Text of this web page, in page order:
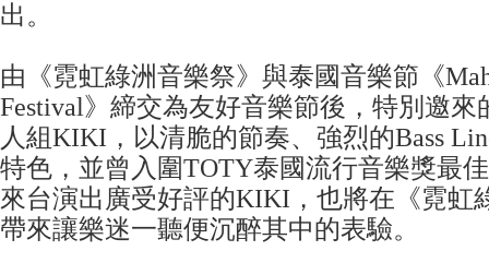
出。
由《霓虹綠洲音樂祭》與泰國音樂節《
Festival》締交為友好音樂節後，特別邀來
人組KIKI，以清脆的節奏、強烈的Bass
特色，並曾入圍TOTY泰國流行音樂獎最
來台演出廣受好評的KIKI，也將在《霓虹
帶來讓樂迷一聽便沉醉其中的表驗。